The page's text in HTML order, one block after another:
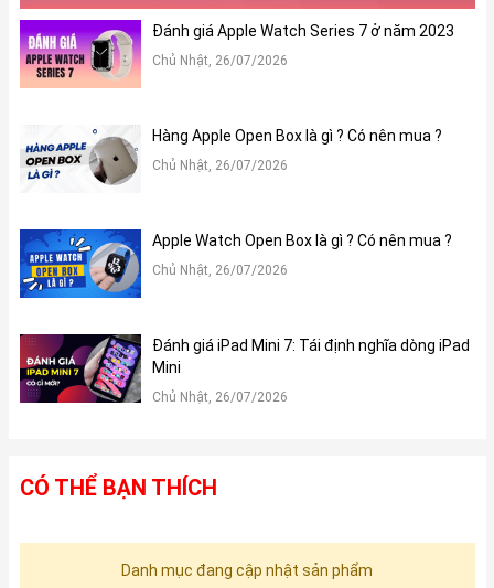
Đánh giá Apple Watch Series 7 ở năm 2023
Chủ Nhật, 26/07/2026
Hàng Apple Open Box là gì ? Có nên mua ?
Chủ Nhật, 26/07/2026
Apple Watch Open Box là gì ? Có nên mua ?
Chủ Nhật, 26/07/2026
Đánh giá iPad Mini 7: Tái định nghĩa dòng iPad
Mini
Chủ Nhật, 26/07/2026
CÓ THỂ BẠN THÍCH
Danh mục đang cập nhật sản phẩm